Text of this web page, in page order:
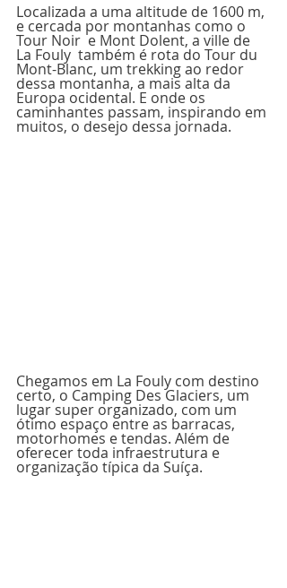
Localizada a uma altitude de 1600 m,
e cercada por montanhas como o
Tour Noir  e Mont Dolent, a ville de
La Fouly  também é rota do Tour du
Mont-Blanc, um trekking ao redor
dessa montanha, a mais alta da
Europa ocidental. E onde os
caminhantes passam, inspirando em
muitos, o desejo dessa jornada.
Chegamos em La Fouly com destino
certo, o Camping Des Glaciers, um
lugar super organizado, com um
ótimo espaço entre as barracas,
motorhomes e tendas. Além de
oferecer toda infraestrutura e
organização típica da Suíça.